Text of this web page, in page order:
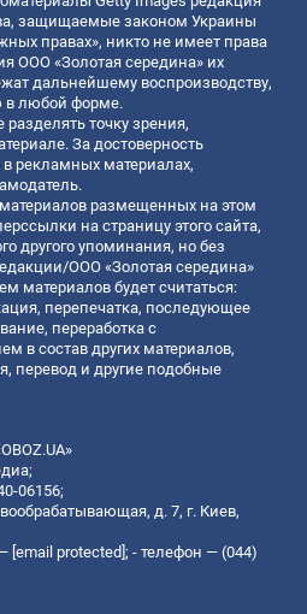
защищаемые законом Украины
правах», никто не имеет права
ООО «Золотая середина» их
дальнейшему воспроизводству,
в любой форме.
точку зрения,
За достоверность
рекламных материалах,
размещенных на этом
на страницу этого сайта,
другого упоминания, но без
ООО «Золотая середина»
материалов будет считаться:
перепечатка, последующее
переработка с
в состав других материалов,
перевод и другие подобные
06156;
д. 7, г. Киев,
[email protected] ; - телефон — (044)